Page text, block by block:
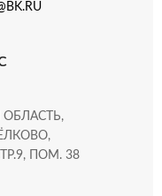
ОБЛАСТЬ,
ПОМ. 38